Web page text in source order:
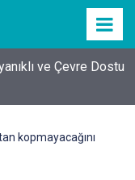
ve Çevre Dostu
kopmayacağını